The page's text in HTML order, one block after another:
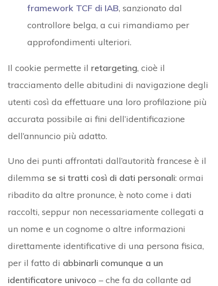
framework TCF di IAB, sanzionato dal
controllore belga, a cui rimandiamo per
approfondimenti ulteriori.
Il cookie permette il retargeting, cioè il
tracciamento delle abitudini di navigazione degli
utenti così da effettuare una loro profilazione più
accurata possibile ai fini dell’identificazione
dell’annuncio più adatto.
Uno dei punti affrontati dall’autorità francese è il
dilemma se si tratti così di dati personali: ormai
ribadito da altre pronunce, è noto come i dati
raccolti, seppur non necessariamente collegati a
un nome e un cognome o altre informazioni
direttamente identificative di una persona fisica,
per il fatto di abbinarli comunque a un
identificatore univoco – che fa da collante ad